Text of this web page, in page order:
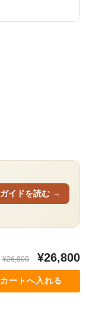
ガイドを読む →
¥26,800 ¥26,800